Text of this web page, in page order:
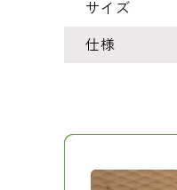
サイズ
仕様